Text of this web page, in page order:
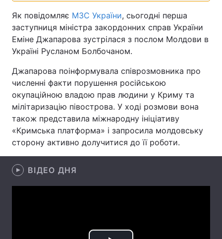
Здоров'я Туризм
Цікавинки Погода
Лонгріди
Відео з Youtube Статті
Інтерв'ю Думки
Як повідомляє МЗС України, сьогодні перша
заступниця міністра закордонних справ України
Еміне Джапарова зустрілася з послом Молдови в
Україні Русланом Болбочаном.
Джапарова поінформувала співрозмовника про
численні факти порушення російською
окупаційною владою прав людини у Криму та
мілітаризацію півострова. У ході розмови вона
також представила міжнародну ініціативу
«Кримська платформа» і запросила молдовську
сторону активно долучитися до її роботи.
ВІДЕО ДНЯ